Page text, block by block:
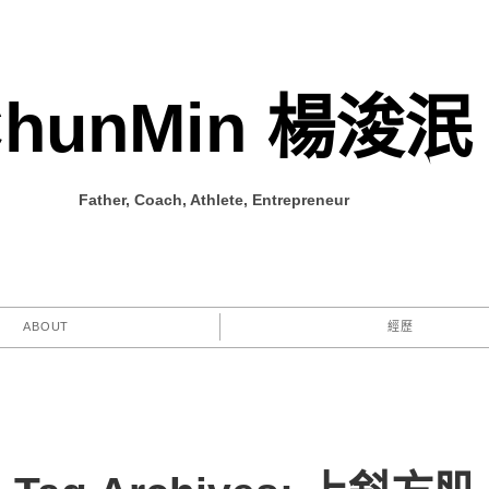
楊浚泯
Father, Coach, Athlete, Entrepreneur
ABOUT 經歷